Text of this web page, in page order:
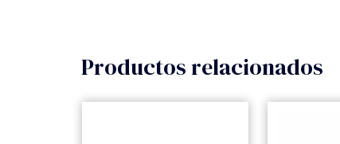
Productos relacionados